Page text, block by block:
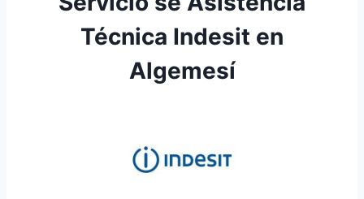
Técnica Indesit en
Algemesí